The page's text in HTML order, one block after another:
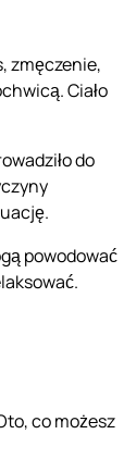
zmęczenie,
Ciało
do
powodować
co możesz